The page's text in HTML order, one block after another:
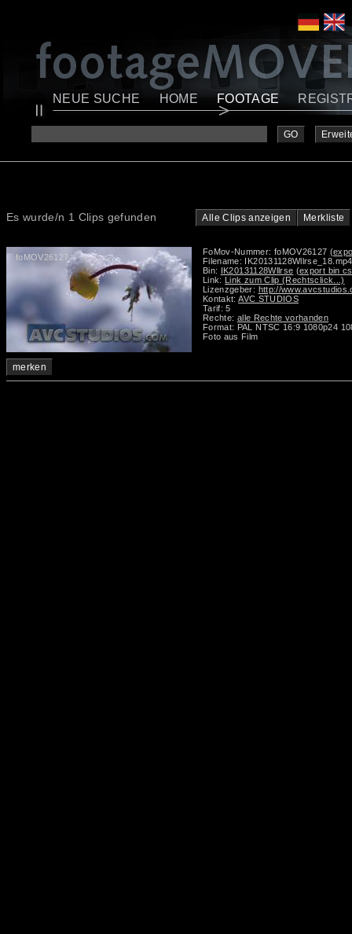
NEUE SUCHE HOME FOOTAGE
GO
Es wurde/n 1 Clips gefunden Alle Clips anzeigen Merkliste
foMOV26127
merken
FoMov-Nummer: foMOV26127
Filename: IK20131128Wllrse_18.mp4
Bin: IK20131128Wllrse (export bin
Link: Link zum Clip (Rechtsclick...)
Lizenzgeber: http://
Kontakt:AVC STUDIOS
Tarif: 5
Rechte: alle Rechte vorhanden
Format: PAL NTSC 16:9 1080p24
Foto aus Film